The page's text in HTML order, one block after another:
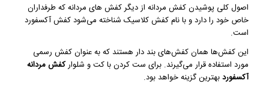
اصول کلی پوشیدن کفش مردانه از دیگر کفش های مردانه که طرفداران
خاص خود را دارد و با نام کفش کلاسیک شناخته می‌شود کفش آکسفورد
است.
این کفش‌ها همان کفش‌های بند دار هستند که به عنوان کفش رسمی
مورد استفاده قرار می‌گیرند. برای ست کردن با کت و شلوارکفش مردانه
آکسفوردبهترین گزینه خواهد بود.